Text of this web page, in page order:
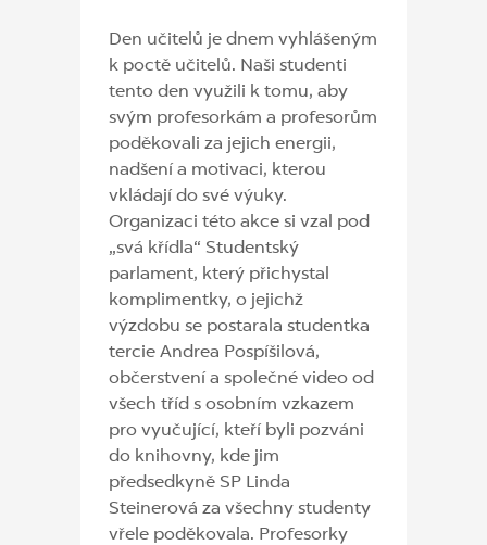
Den učitelů je dnem vyhlášeným
k poctě učitelů. Naši studenti
tento den využili k tomu, aby
svým profesorkám a profesorům
poděkovali za jejich energii,
nadšení a motivaci, kterou
vkládají do své výuky.
Organizaci této akce si vzal pod
„svá křídla“ Studentský
parlament, který přichystal
komplimentky, o jejichž
výzdobu se postarala studentka
tercie Andrea Pospíšilová,
občerstvení a společné video od
všech tříd s osobním vzkazem
pro vyučující, kteří byli pozváni
do knihovny, kde jim
předsedkyně SP Linda
Steinerová za všechny studenty
vřele poděkovala. Profesorky